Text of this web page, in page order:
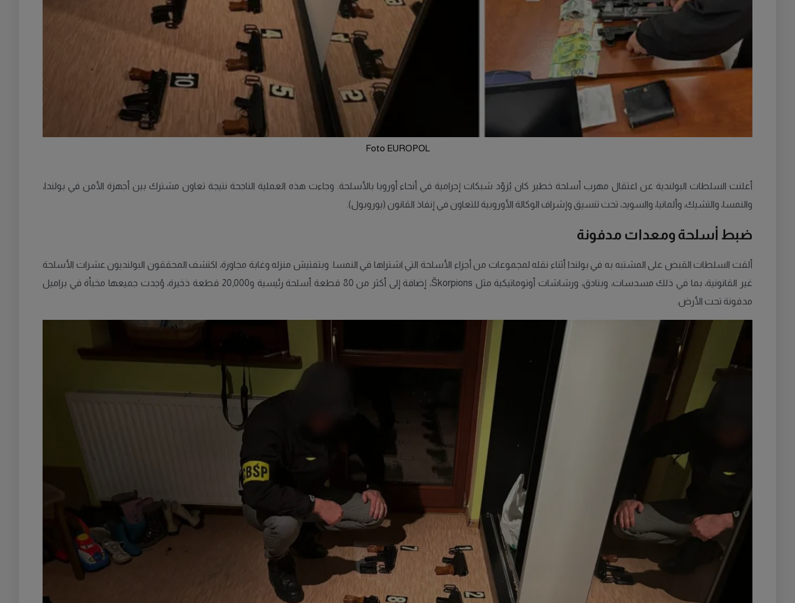
Foto EUROPOL
أعلنت السلطات البولندية عن اعتقال مهرب أسلحة خطير كان يُزوّد شبكات إجرامية في أنحاء أوروبا بالأسلحة. وجاءت هذه العملية الناجحة نتيجة تعاون مشترك بين أجهزة الأمن في بولندا،
والنمسا، والتشيك، وألمانيا، والسويد، تحت تنسيق وإشراف الوكالة الأوروبية للتعاون في إنفاذ القانون (يوروبول).
ضبط أسلحة ومعدات مدفونة
ألقت السلطات القبض على المشتبه به في بولندا أثناء نقله لمجموعات من أجزاء الأسلحة التي اشتراها في النمسا. وبتفتيش منزله وغابة مجاورة، اكتشف المحققون البولنديون عشرات الأسلحة
غير القانونية، بما في ذلك مسدسات، وبنادق، ورشاشات أوتوماتيكية مثل Škorpions، إضافة إلى أكثر من 80 قطعة أسلحة رئيسية و20,000 قطعة ذخيرة، وُجدت جميعها مخبأة في براميل
مدفونة تحت الأرض.